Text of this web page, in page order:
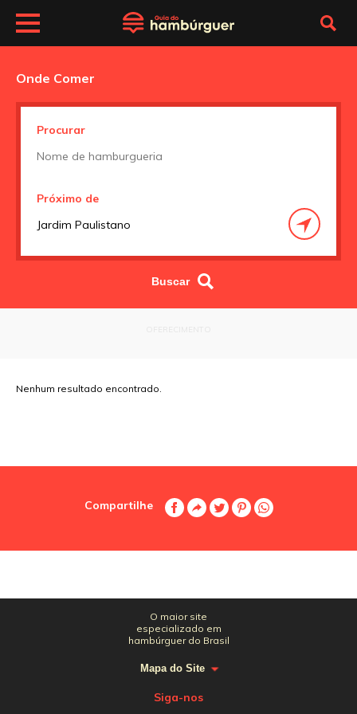
Onde Comer
Procurar
Próximo de
Nenhum resultado encontrado.
Compartilhe
O maior site
especializado em
hambúrguer do Brasil
Mapa do Site
Siga-nos